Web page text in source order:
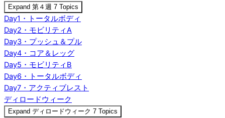
Expand 第４週 7 Topics
Day1・トータルボディ
Day2・モビリティA
Day3・プッシュ＆プル
Day4・コア＆レッグ
Day5・モビリティB
Day6・トータルボディ
Day7・アクティブレスト
ディロードウィーク
Expand ディロードウィーク 7 Topics